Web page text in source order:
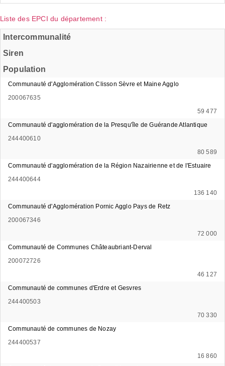
Liste des EPCI du département :
Intercommunalité
Siren
Population
Communauté d'Agglomération Clisson Sèvre et Maine Agglo
200067635
59 477
Communauté d'agglomération de la Presqu'île de Guérande Atlantique
244400610
80 589
Communauté d'agglomération de la Région Nazairienne et de l'Estuaire
244400644
136 140
Communauté d'Agglomération Pornic Agglo Pays de Retz
200067346
72 000
Communauté de Communes Châteaubriant-Derval
200072726
46 127
Communauté de communes d'Erdre et Gesvres
244400503
70 330
Communauté de communes de Nozay
244400537
16 860